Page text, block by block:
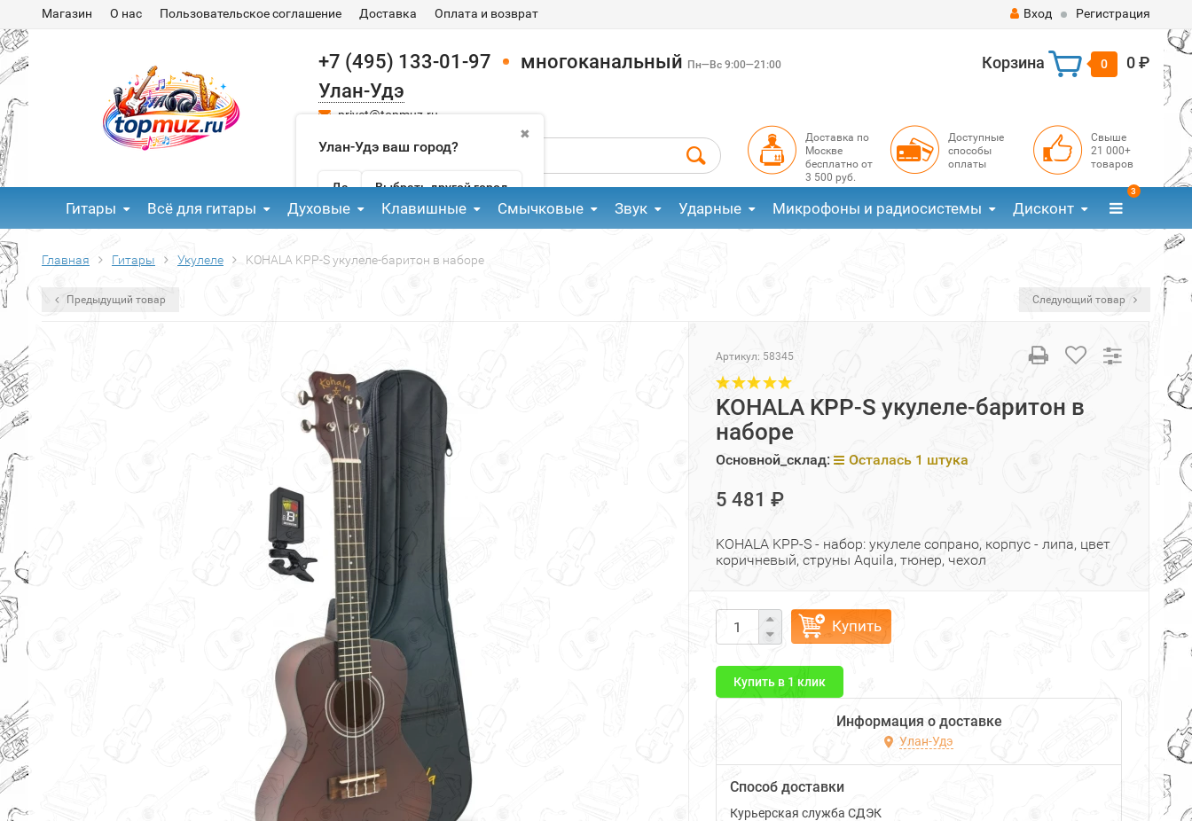
Магазин О нас Пользовательское соглашение Доставка Оплата и возврат Вход Регистрация
+7 (495) 133-01-97 многоканальный Пн—Вс 9:00—21:00
Улан-Удэ
✖
Улан-Удэ ваш город?
Да Выбрать другой город
privet@topmuz.ru
Корзина 0 0 ₽
Доставка по
Москве
бесплатно от
3 500 руб.
Доступные
способы
оплаты
Свыше
21 000+
товаров
Гитары Всё для гитары Духовые Клавишные Смычковые Звук Ударные Микрофоны и радиосистемы Дисконт
3
Главная Гитары Укулеле KOHALA KPP-S укулеле-баритон в наборе
Предыдущий товар Следующий товар
Артикул: 58345
KOHALA KPP-S укулеле-баритон в
наборе
Основной_склад: Осталась 1 штука
5 481 ₽
KOHALA KPP-S - набор: укулеле сопрано, корпус - липа, цвет
коричневый, струны Aquila, тюнер, чехол
Купить
Купить в 1 клик
Информация о доставке
Улан-Удэ
Способ доставки
Курьерская служба СДЭК